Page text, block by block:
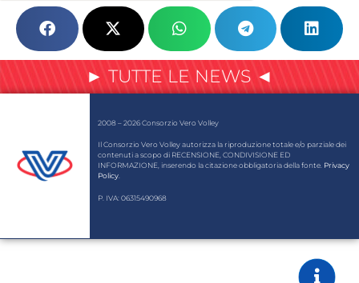
► TUTTE LE NEWS ◄
2008 – 2026 Consorzio Vero Volley
Il Consorzio Vero Volley autorizza la riproduzione totale e/o parziale dei
contenuti a scopo di RECENSIONE, CONDIVISIONE ED
INFORMAZIONE, inserendo la citazione obbligatoria della fonte. Privacy
Policy.
P. IVA: 06315490968